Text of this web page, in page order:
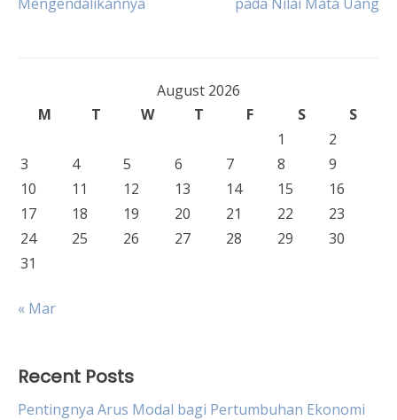
August 2026
M
T W T F S
S
1
2
3
4 5 6 7 8
9
10
11 12 13 14 15
16
17
18 19 20 21 22
23
24
25 26 27 28 29
30
31
« Mar
Recent Posts
Pentingnya Arus Modal bagi Pertumbuhan Ekonomi